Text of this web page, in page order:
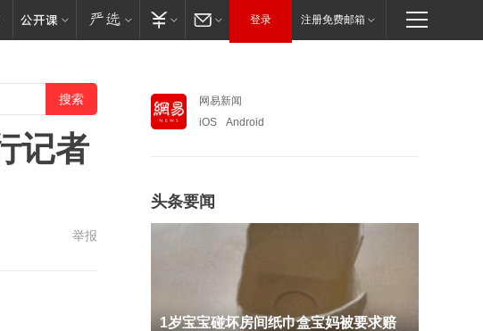
登录 注册免费邮箱
记者
举报
网易新闻
iOS
Android
头条要闻
1岁宝宝碰坏房间纸巾盒宝妈被要求赔